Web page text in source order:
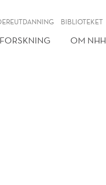
BIBLIOTEKET
FORSKNING OM NHH